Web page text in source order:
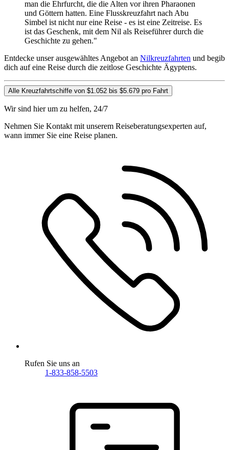
man die Ehrfurcht, die die Alten vor ihren Pharaonen
und Göttern hatten. Eine Flusskreuzfahrt nach Abu
Simbel ist nicht nur eine Reise - es ist eine Zeitreise. Es
ist das Geschenk, mit dem Nil als Reiseführer durch die
Geschichte zu gehen."
Entdecke unser ausgewähltes Angebot an Nilkreuzfahrten und begib
dich auf eine Reise durch die zeitlose Geschichte Ägyptens.
Alle Kreuzfahrtschiffe von $1.052 bis $5.679 pro Fahrt
Wir sind hier um zu helfen, 24/7
Nehmen Sie Kontakt mit unserem Reiseberatungsexperten auf,
wann immer Sie eine Reise planen.
Rufen Sie uns an
1-833-858-5503